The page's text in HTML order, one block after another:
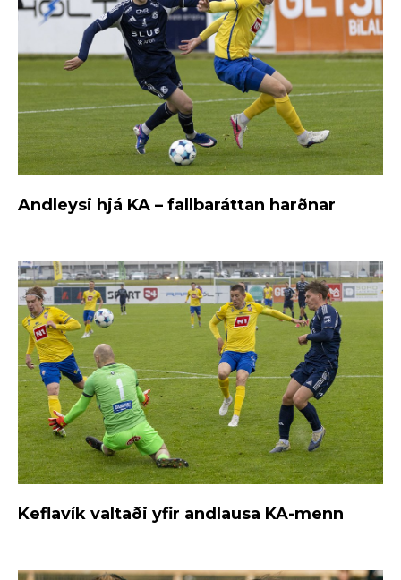
Andleysi hjá KA – fallbaráttan harðnar
Keflavík valtaði yfir andlausa KA-menn